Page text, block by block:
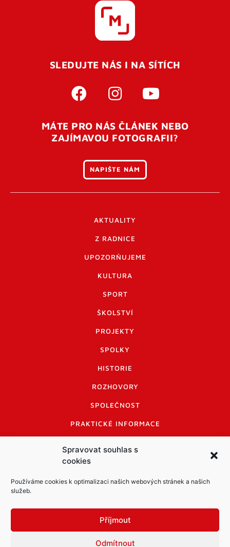
Spravovat souhlas s
cookies
Používáme cookies k optimalizaci našich webových stránek a našich
služeb.
Příjmout
Odmítnout
SLEDUJTE NÁS I NA SÍTÍCH
MÁTE PRO NÁS ČLÁNEK NEBO
ZAJÍMAVOU FOTOGRAFII?
NAPIŠTE NÁM
AKTUALITY
Z RADNICE
UPOZORŇUJEME
KULTURA
SPORT
ŠKOLSTVÍ
PROJEKTY
SPOLKY
HISTORIE
ROZHOVORY
SPOLEČNOST
PRAKTICKÉ INFORMACE
INFORMACE A KODEX DISKUTUJÍCÍCH
LOGO A LOGO MANUÁL